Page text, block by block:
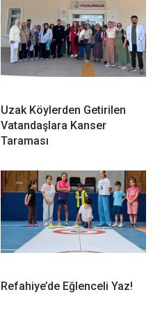
Uzak Köylerden Getirilen
Vatandaşlara Kanser
Taraması
Refahiye’de Eğlenceli Yaz!